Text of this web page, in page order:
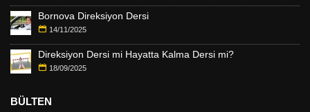
Bornova Direksiyon Dersi
14/11/2025
Direksiyon Dersi mi Hayatta Kalma Dersi mi?
18/09/2025
BÜLTEN